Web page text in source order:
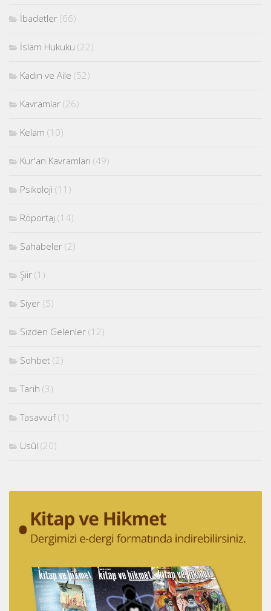
İbadetler (66)
İslam Hukuku (22)
Kadın ve Aile (52)
Kavramlar (26)
Kelam (10)
Kur'an Kavramları (49)
Psikoloji (11)
Röportaj (14)
Sahabeler (2)
Şiir (1)
Siyer (5)
Sizden Gelenler (12)
Sohbet (2)
Tarih (3)
Tasavvuf(1)
Usûl (20)